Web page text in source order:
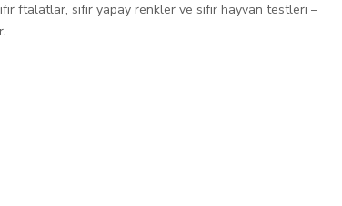
ftalatlar, sıfır yapay renkler ve sıfır hayvan testleri –